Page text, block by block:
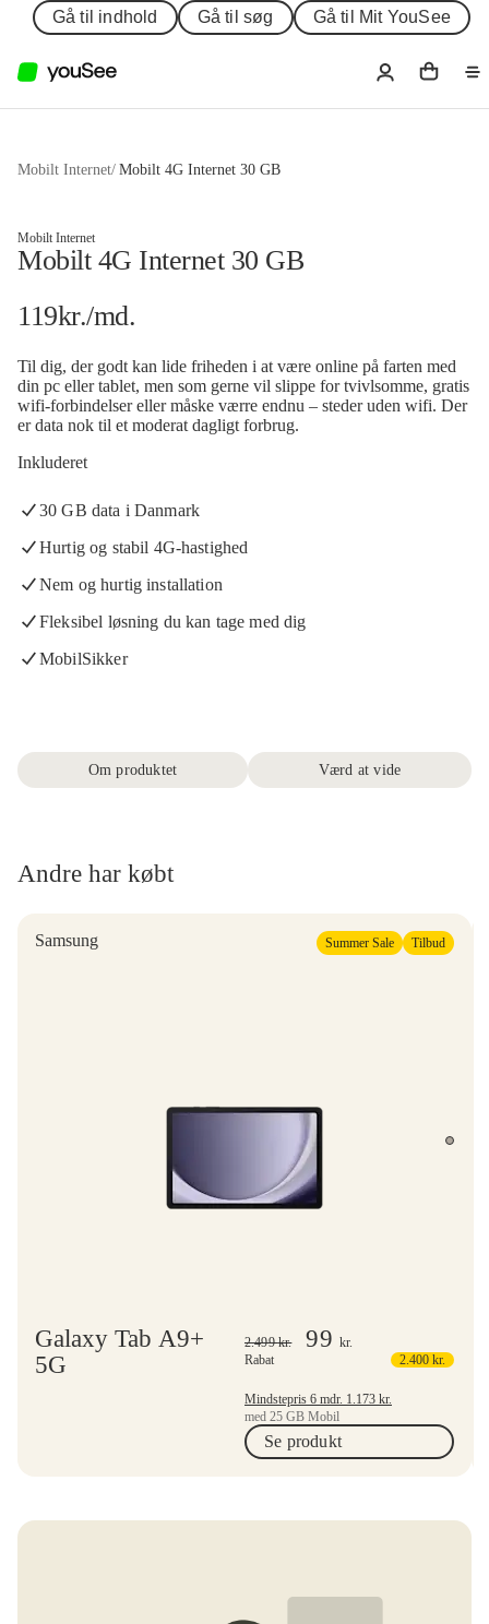
Gå til indhold Gå til søg Gå til Mit YouSee
Mobilt Internet/ Mobilt 4G Internet 30 GB
Mobilt Internet
Mobilt 4G Internet 30 GB
119kr./md.
Til dig, der godt kan lide friheden i at være online på farten med
din pc eller tablet, men som gerne vil slippe for tvivlsomme, gratis
wifi-forbindelser eller måske værre endnu – steder uden wifi. Der
er data nok til et moderat dagligt forbrug.
Inkluderet
30 GB data i Danmark
Hurtig og stabil 4G-hastighed
Nem og hurtig installation
Fleksibel løsning du kan tage med dig
MobilSikker
Om produktet Værd at vide
Andre har købt
Samsung Summer Sale Tilbud
Galaxy Tab A9+
5G
2.499kr. 99 kr.
Rabat
2.400 kr.
Mindstepris 6 mdr. 1.173 kr.
med 25 GB Mobil
Se produkt